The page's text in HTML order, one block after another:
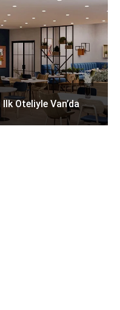
Oteliyle Van’da